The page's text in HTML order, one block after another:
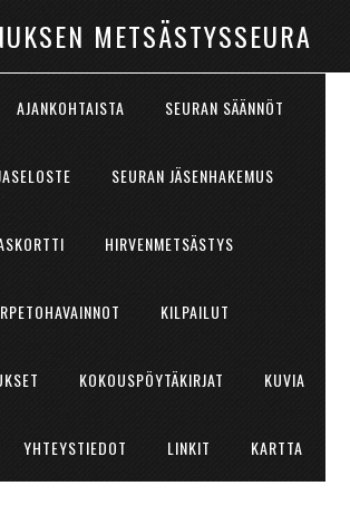
METSÄSTYSSEURA
AJANKOHTAISTA SEURAN SÄÄNNÖT
SEURAN JÄSENHAKEMUS
HIRVENMETSÄSTYS
KILPAILUT
KOKOUSPÖYTÄKIRJAT KUVIA
YHTEYSTIEDOT LINKIT KARTTA